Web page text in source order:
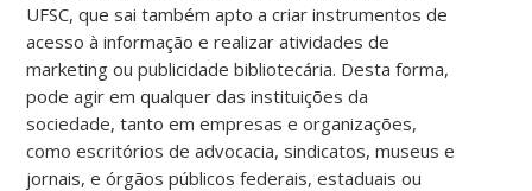
UFSC, que sai também apto a criar instrumentos de
acesso à informação e realizar atividades de
marketing ou publicidade bibliotecária. Desta forma,
pode agir em qualquer das instituições da
sociedade, tanto em empresas e organizações,
como escritórios de advocacia, sindicatos, museus e
jornais, e órgãos públicos federais, estaduais ou